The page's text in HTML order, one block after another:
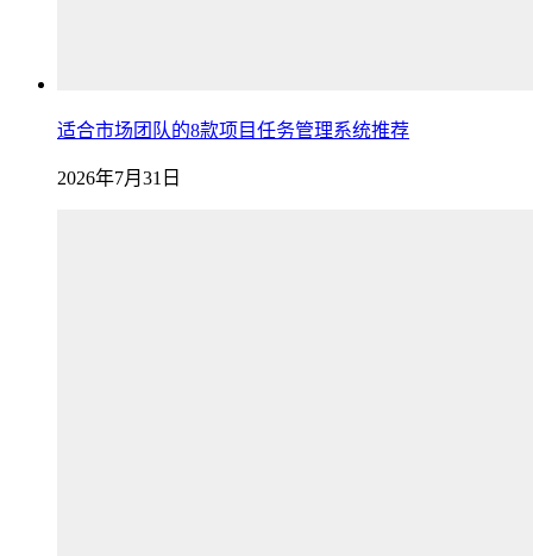
适合市场团队的8款项目任务管理系统推荐
2026年7月31日